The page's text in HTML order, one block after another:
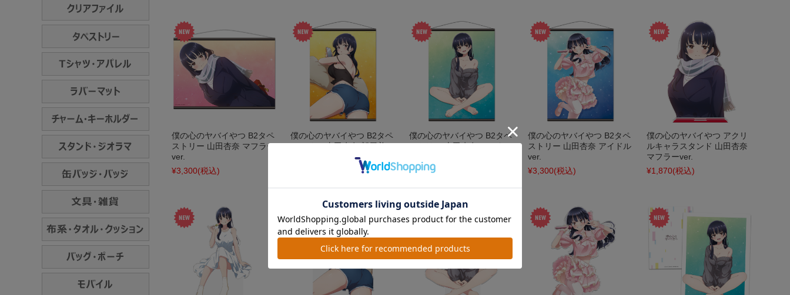
僕の心のヤバイやつ B2タペ
ストリー 山田杏奈 マフラー
ver.
¥3,300(税込)
僕の心のヤバイやつ B2タペ
ストリー 山田杏奈 部屋着
僕の心のヤバイやつ B2タペ
ストリー 山田杏奈 セーター
¥3,300(税込)
僕の心のヤバイやつ B2タペ
ストリー 山田杏奈 アイドル
ver.
¥3,300(税込)
僕の心のヤバイやつ アクリ
ルキャラスタンド 山田杏奈
マフラーver.
¥1,870(税込)